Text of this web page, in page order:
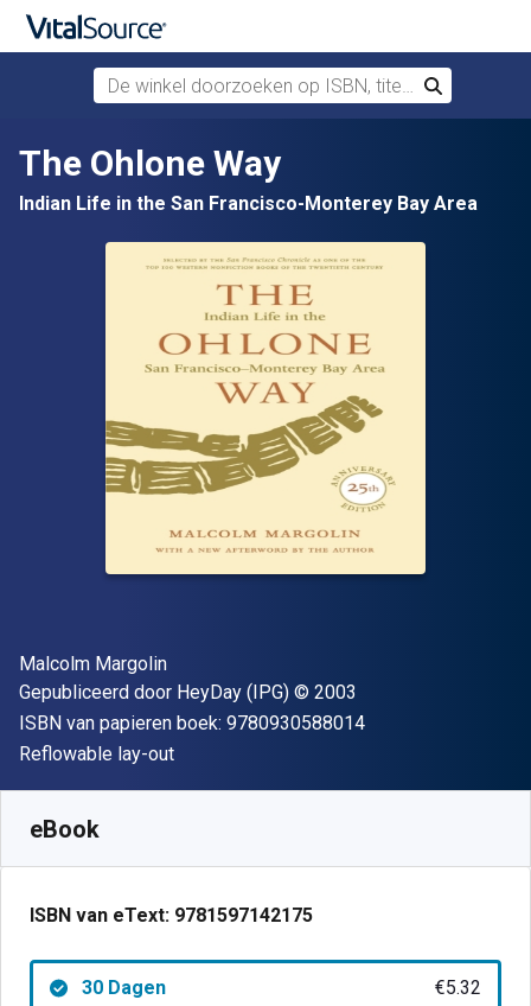
Verdergaan naar belangrijkste inhoud
De winkel doorzoeken op ISBN, titel of auteur
Zoek
The Ohlone Way
Indian Life in the San Francisco-Monterey Bay Area
Auteur(s)
Malcolm Margolin
Uitgever
Gepubliceerd door HeyDay (IPG) Copyright
© 2003
ISBN van papieren boek: 9780930588014"ISBN-13
Indeling
Reflowable lay-out
eBook
ISBN van eText: 9781597142175
30 Dagen €5.32